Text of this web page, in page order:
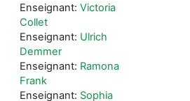
Enseignant: Victoria
Collet
Enseignant: Ulrich
Demmer
Enseignant: Ramona
Frank
Enseignant: Sophia